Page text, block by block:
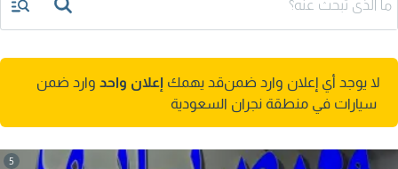
لا يوجد أي إعلان وارد ضمنقد يهمك إعلان واحد وارد ضمن
سيارات في منطقة نجران السعودية
5